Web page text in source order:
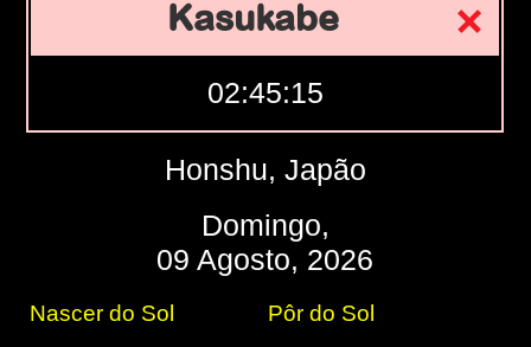
Kasukabe
02:45:16
Honshu, Japão
Domingo,
09 Agosto, 2026
Nascer do Sol
Pôr do Sol